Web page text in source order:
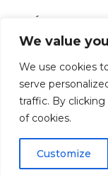
We value
We use cookies
serve
traffic. By
of cookies.
Customize
CATÉGORIES
CATÉGORIES
RECHERCHE
SEARCH
FOR:
Created with